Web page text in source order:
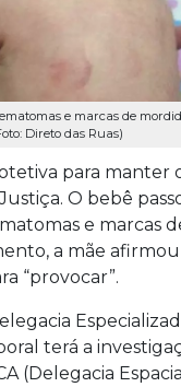
e marcas de
Direto das Ruas)
para manter
O bebê
e marcas
a mãe
“provocar”.
terá a
(Delegacia